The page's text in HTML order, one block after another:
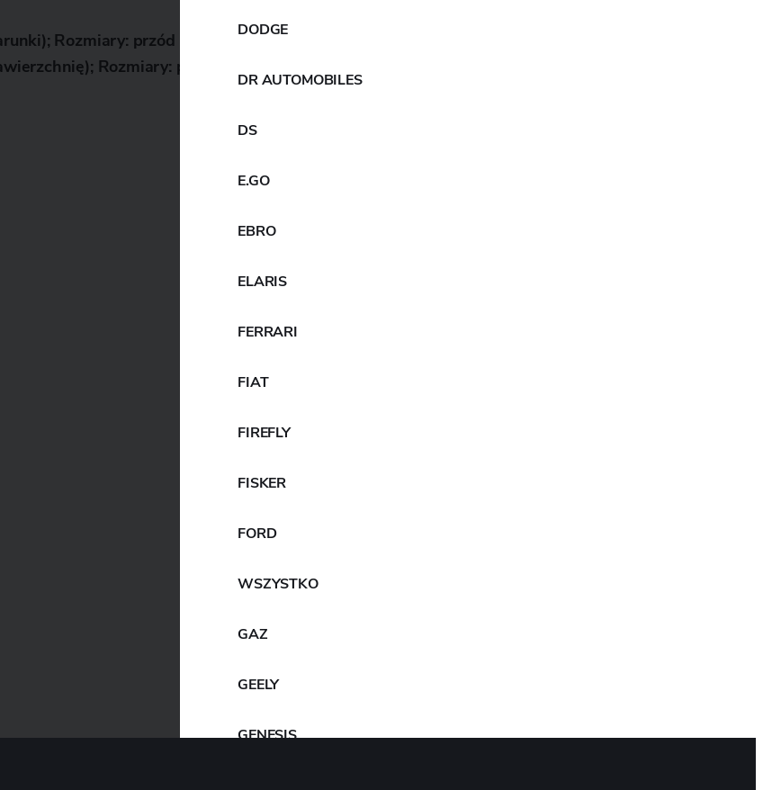
Rozmiary: przód 300/680R18, tył 330/710R18
Rozmiary: przód 300/680R18, tył 320/710R18
DODGE
DR AUTOMOBILES
DS
E.GO
EBRO
ELARIS
FERRARI
FIAT
FIREFLY
FISKER
FORD
WSZYSTKO
GAZ
GEELY
GENESIS